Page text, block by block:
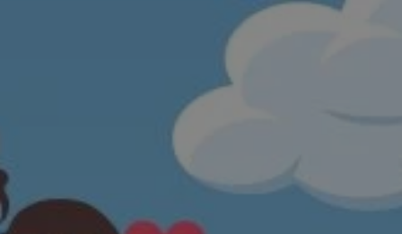
sesji.
o zgodzie
dotyczących
z witryny.
prywatności
przestrzeganie
użytkownik nie
preferencji,
z regulacjami
identyfikatora